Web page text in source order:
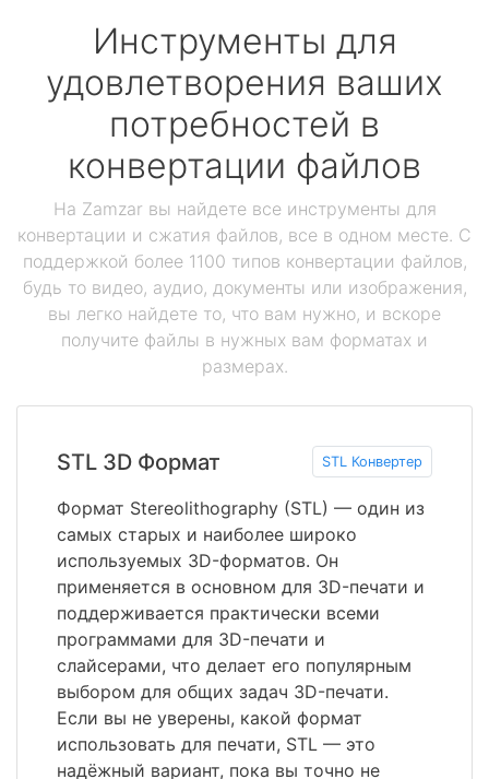
Инструменты для
удовлетворения ваших
потребностей в
конвертации файлов
На Zamzar вы найдете все инструменты для
конвертации и сжатия файлов, все в одном месте. С
поддержкой более 1100 типов конвертации файлов,
будь то видео, аудио, документы или изображения,
вы легко найдете то, что вам нужно, и вскоре
получите файлы в нужных вам форматах и
размерах.
STL 3D Формат STL Конвертер
Формат Stereolithography (STL) — один из
самых старых и наиболее широко
используемых 3D-форматов. Он
применяется в основном для 3D-печати и
поддерживается практически всеми
программами для 3D-печати и
слайсерами, что делает его популярным
выбором для общих задач 3D-печати.
Если вы не уверены, какой формат
использовать для печати, STL — это
надёжный вариант, пока вы точно не